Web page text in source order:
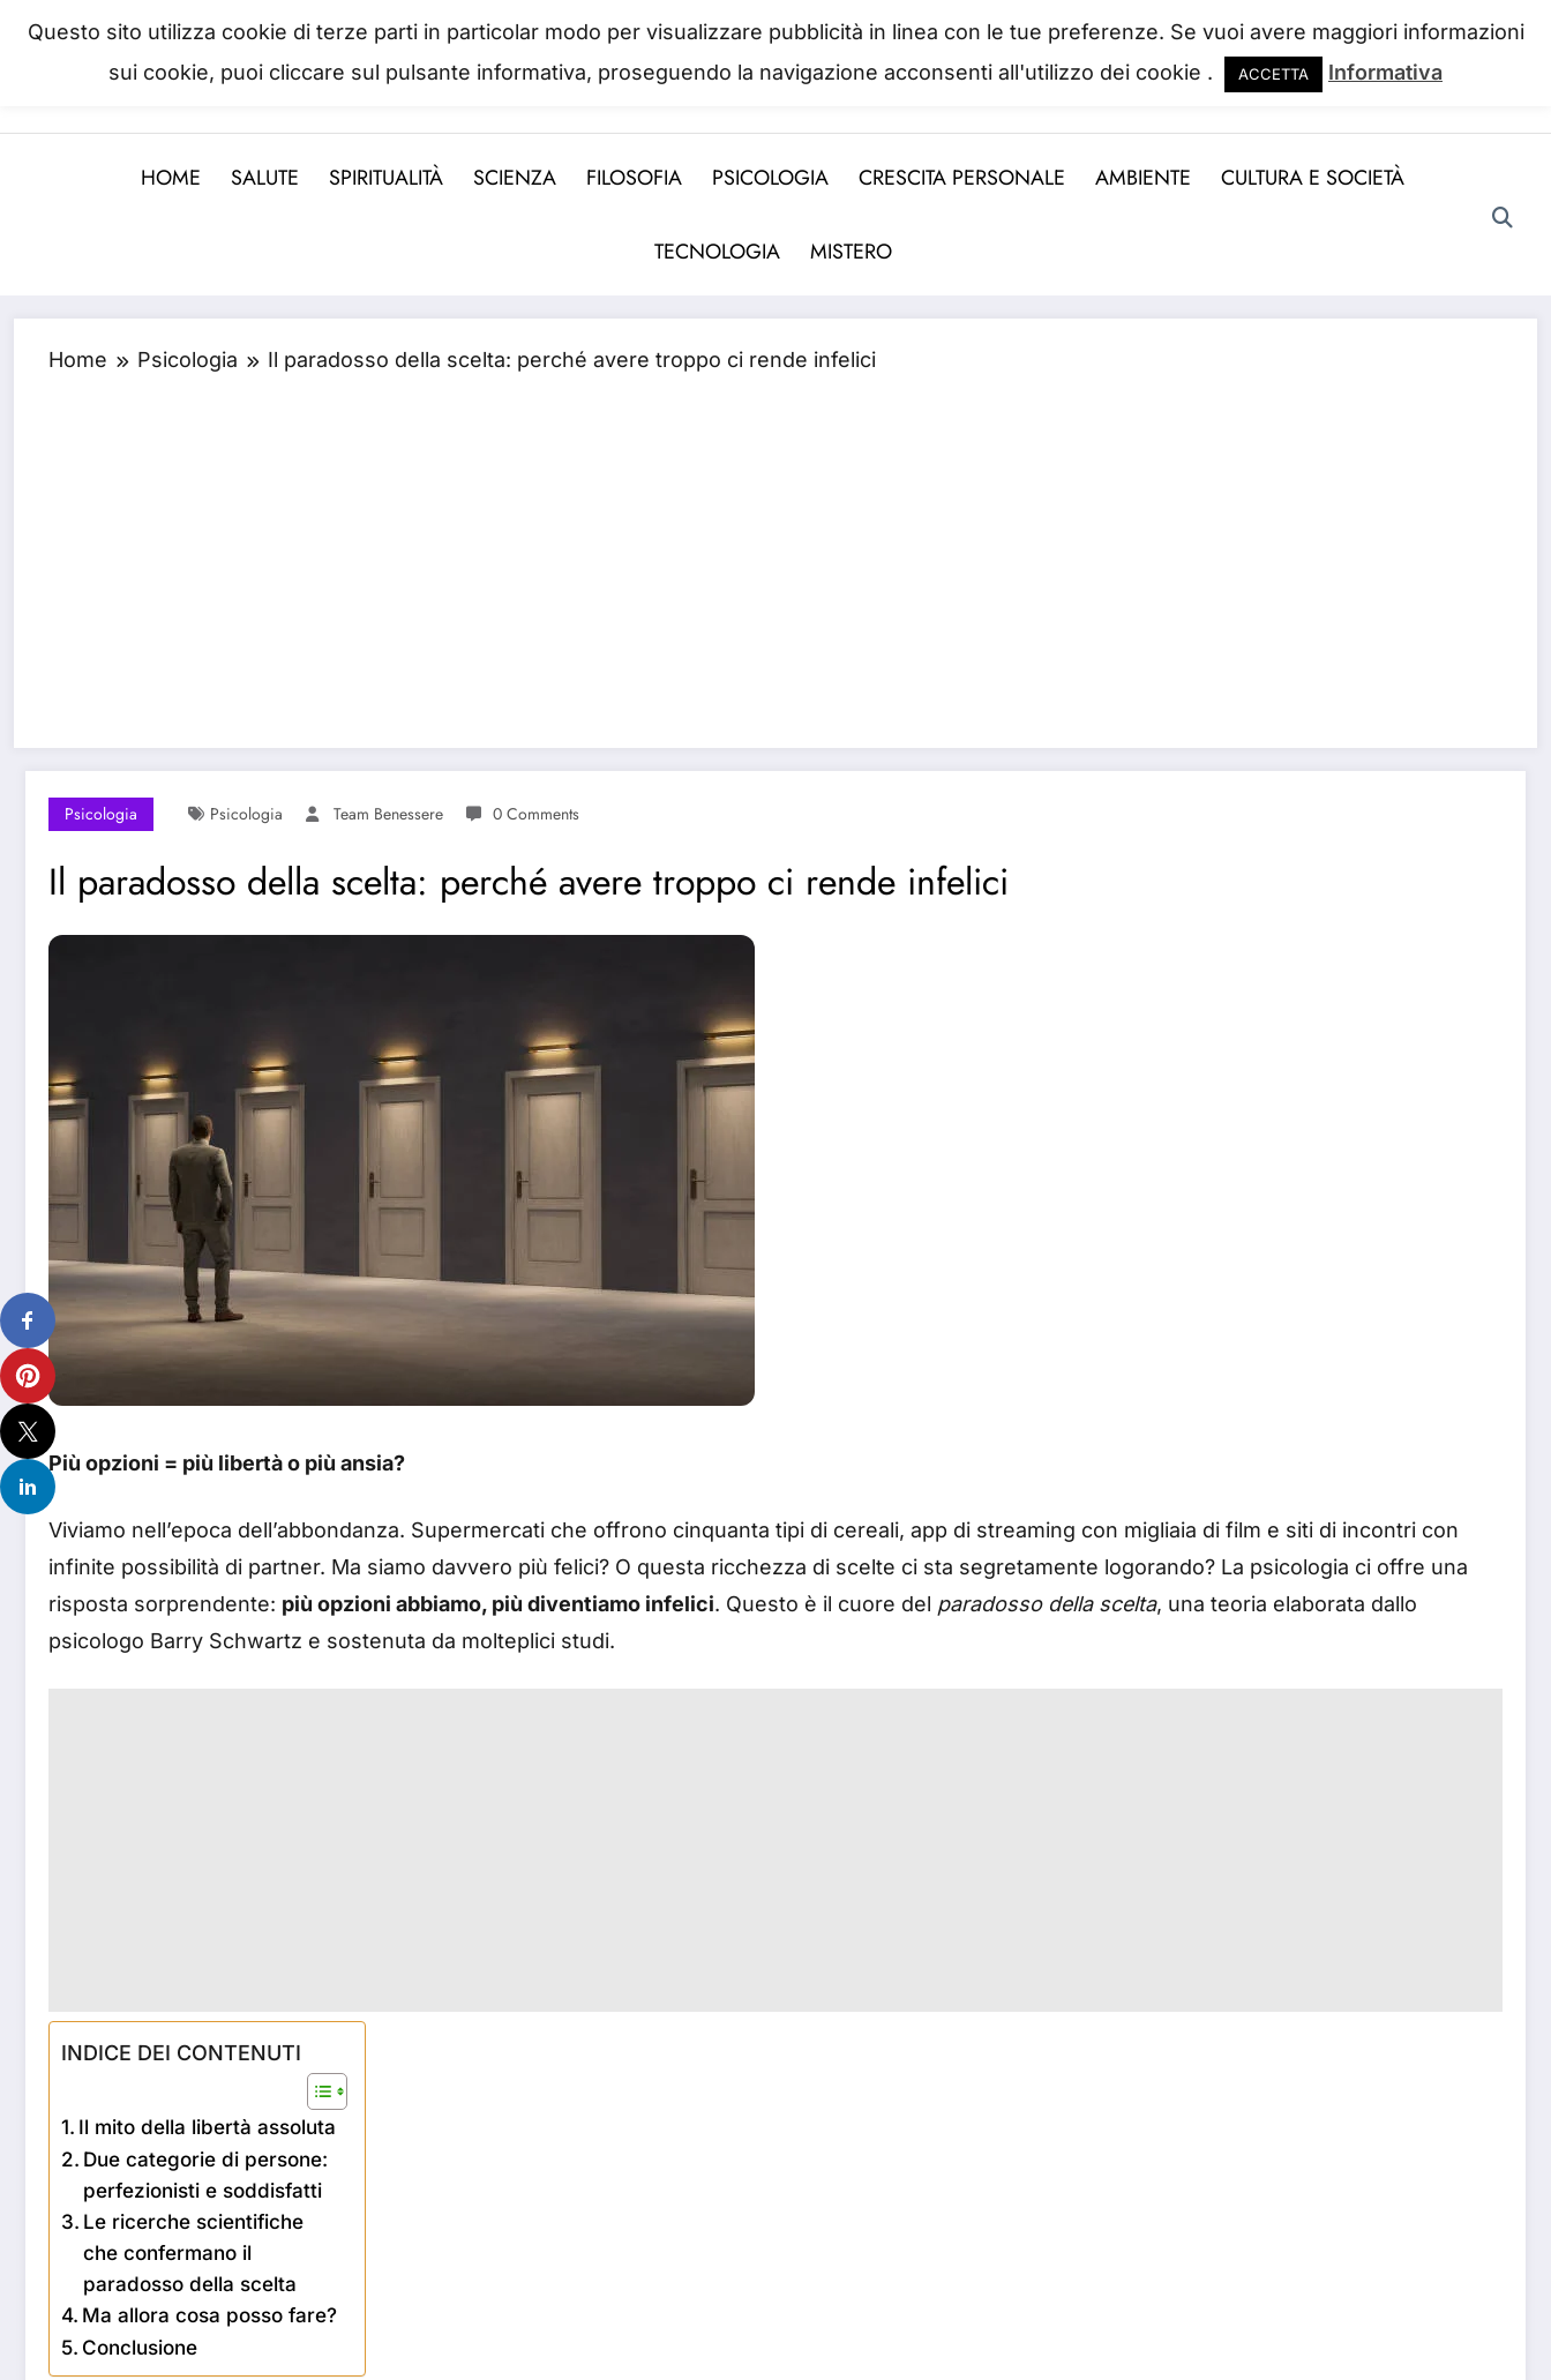
IL PORTALE DEL BENESSERE
La salute è come il denaro, non abbiamo mai una vera idea del suo valore fino a quando la perdiamo. Josh Billings
HOME SALUTE SPIRITUALITÀ SCIENZA FILOSOFIA PSICOLOGIA CRESCITA PERSONALE AMBIENTE CULTURA E SOCIETÀ
TECNOLOGIA MISTERO
Home Psicologia Il paradosso della scelta: perché avere troppo ci rende infelici
Psicologia Psicologia Team Benessere 0 Comments
Il paradosso della scelta: perché avere troppo ci rende infelici
Più opzioni = più libertà o più ansia?
Viviamo nell’epoca dell’abbondanza. Supermercati che offrono cinquanta tipi di cereali, app di streaming con migliaia di film e siti di incontri con
infinite possibilità di partner. Ma siamo davvero più felici? O questa ricchezza di scelte ci sta segretamente logorando? La psicologia ci offre una
risposta sorprendente: più opzioni abbiamo, più diventiamo infelici. Questo è il cuore del paradosso della scelta, una teoria elaborata dallo
psicologo Barry Schwartz e sostenuta da molteplici studi.
INDICE DEI CONTENUTI
Il mito della libertà assoluta
Due categorie di persone:
perfezionisti e soddisfatti
Le ricerche scientifiche
che confermano il
paradosso della scelta
Ma allora cosa posso fare?
Conclusione
Questo sito utilizza cookie di terze parti in particolar modo per visualizzare pubblicità in linea con le tue preferenze. Se vuoi avere maggiori informazioni
sui cookie, puoi cliccare sul pulsante informativa, proseguendo la navigazione acconsenti all'utilizzo dei cookie .
ACCETTA Informativa